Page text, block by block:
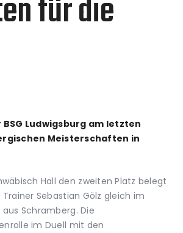
für die
BSG Ludwigsburg am letzten
Meisterschaften in
Hall den zweiten Platz belegt
Sebastian Gölz gleich im
Schramberg. Die
im Duell mit den